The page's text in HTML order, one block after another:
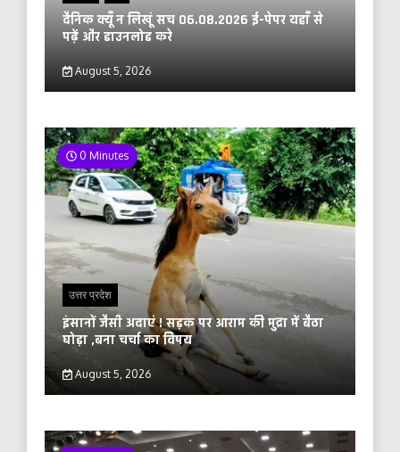
दैनिक क्यूँ न लिखूं सच 06.08.2026 ई-पेपर यहाँ से
पढ़ें और डाउनलोड करे
August 5, 2026
0 Minutes
उत्तर प्रदेश
इंसानों जैसी अदाएं ! सड़क पर आराम की मुद्रा में बैठा
घोड़ा ,बना चर्चा का विषय
August 5, 2026